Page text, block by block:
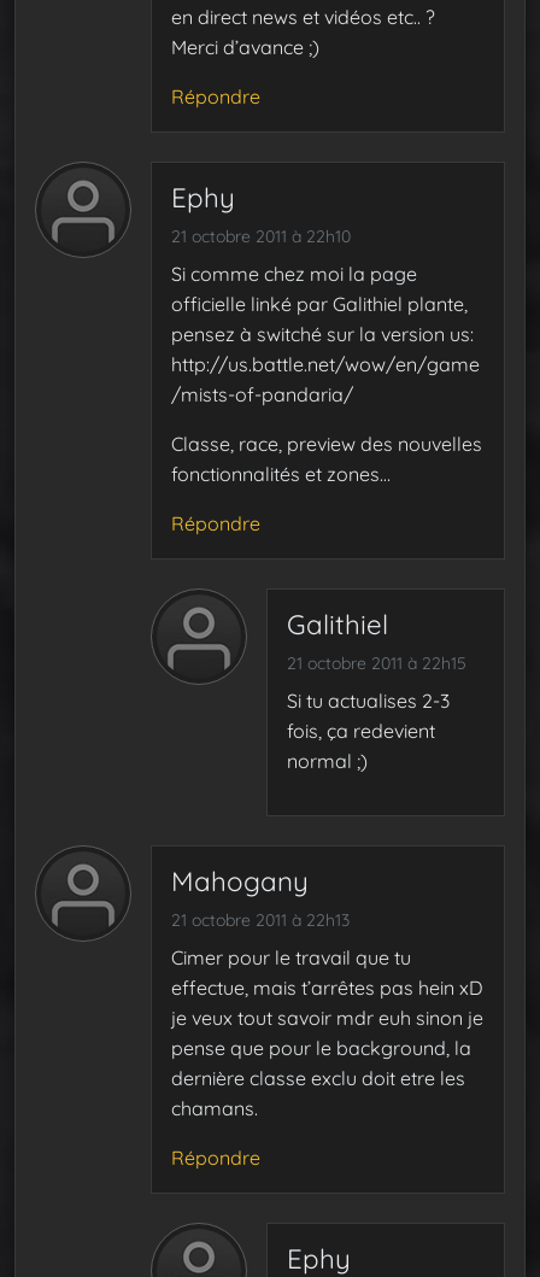
en direct news et vidéos etc.. ?
Merci d’avance ;)
Répondre
Ephy
21 octobre 2011 à 22h10
Si comme chez moi la page
officielle linké par Galithiel plante,
pensez à switché sur la version us:
http://us.battle.net/wow/en/game
/mists-of-pandaria/
Classe, race, preview des nouvelles
fonctionnalités et zones…
Répondre
Galithiel
21 octobre 2011 à 22h15
Si tu actualises 2-3
fois, ça redevient
normal ;)
Mahogany
21 octobre 2011 à 22h13
Cimer pour le travail que tu
effectue, mais t’arrêtes pas hein xD
je veux tout savoir mdr euh sinon je
pense que pour le background, la
dernière classe exclu doit etre les
chamans.
Répondre
Ephy